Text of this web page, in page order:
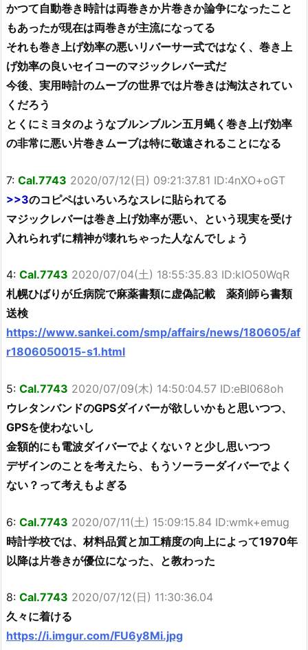
かつて自動巻き時計は両巻きか片巻きか論争になったこと
もあったが現在は両巻きが主流になってる
それも巻き上げ効率の悪いリバーサー式ではなく、巻き上
げ効率の良いセイコーのマジックレバー式だ
今後、実用時計のムーブの世界では片巻きは淘汰されてい
くだろう
とくにミヨタのようなブルンブルン五月蝿く巻き上げ効率
の非常に悪い片巻きムーブは特に敬遠されることになる
7: Cal.7743 2020/07/12(日) 09:21:37.81 ID:4nXO+oGT
>>3のコピペはいろいろなスレに貼られてる
マジックレバーは巻き上げ効率が悪い、という現実を受け
入れられずに精神が壊れちゃった人なんでしょう
4: Cal.7743 2020/07/04(土) 18:55:35.83 ID:kIO50WqR
札幌ひばりが丘病院で麻薬書類に虚偽記載 薬剤師ら書類
送検
https://www.sankei.com/smp/affairs/news/180605/af
r1806050015-s1.html
5: Cal.7743 2020/07/09(木) 14:50:04.57 ID:eBI068oh
ウレタンバンドのGPSダイバーが欲しいかもと思いつつ、
GPSを使わないし
金額的にも電波ダイバーでよくない？と少し思いつつ
デザインのことを考えたら、もうソーラーダイバーでよく
ない？って考えもよぎる
6: Cal.7743 2020/07/11(土) 15:09:15.84 ID:wmk+emug
時計学校では、材料品質と加工精度の向上によって1970年
以降は片巻きが優位になった、と教わった
8: Cal.7743 2020/07/12(日) 11:30:36.04
久々に着ける
https://i.imgur.com/FU6y8Mi.jpg